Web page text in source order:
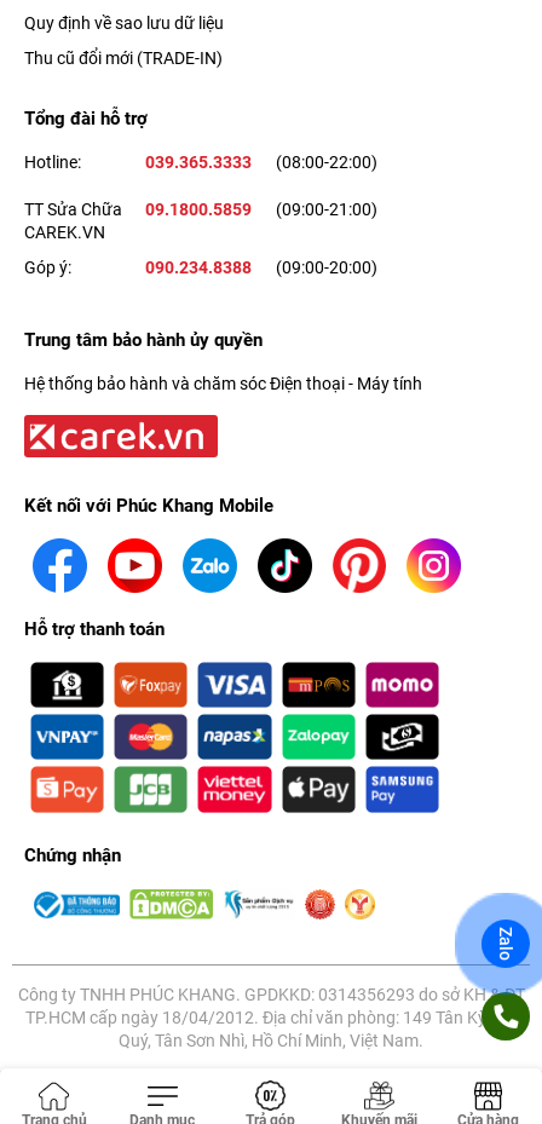
Quy định về sao lưu dữ liệu
Thu cũ đổi mới (TRADE-IN)
Tổng đài hỗ trợ
Hotline: 039.365.3333 (08:00-22:00)
TT Sửa Chữa
CAREK.VN
09.1800.5859 (09:00-21:00)
Góp ý: 090.234.8388 (09:00-20:00)
Trung tâm bảo hành ủy quyền
Hệ thống bảo hành và chăm sóc Điện thoại - Máy tính
Kết nối với Phúc Khang Mobile
Hỗ trợ thanh toán
Chứng nhận
Công ty TNHH PHÚC KHANG. GPDKKD: 0314356293 do sở KH & ĐT
TP.HCM cấp ngày 18/04/2012. Địa chỉ văn phòng: 149 Tân Kỳ Tân
Quý, Tân Sơn Nhì, Hồ Chí Minh, Việt Nam.
Zalo
Trang chủ Danh mục Trả góp Khuyến mãi Cửa hàng